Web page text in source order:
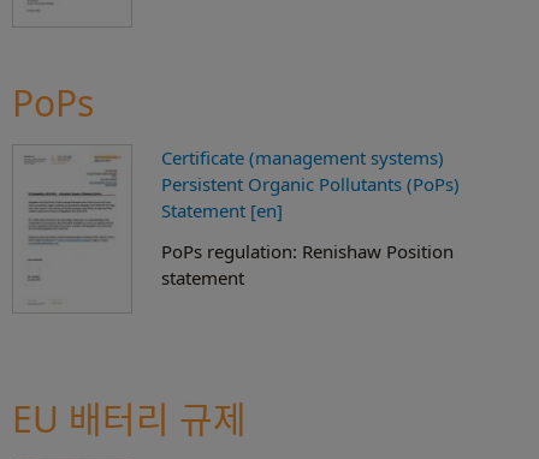
PoPs
Certificate (management systems)
Persistent Organic Pollutants (PoPs)
Statement [en]
PoPs regulation: Renishaw Position
statement
EU 배터리 규제